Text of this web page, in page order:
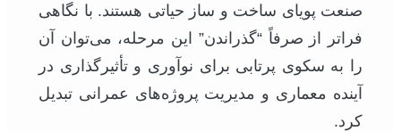
صنعت پویای ساخت و ساز حیاتی هستند. با نگاهی
فراتر از صرفاً “گذراندن” این مرحله، می‌توان آن
را به سکوی پرتابی برای نوآوری و تأثیرگذاری در
آینده معماری و مدیریت پروژه‌های عمرانی تبدیل
کرد.